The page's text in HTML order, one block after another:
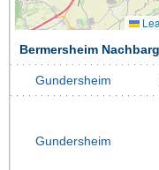
Bermersheim
Gundersheim
Gundersheim